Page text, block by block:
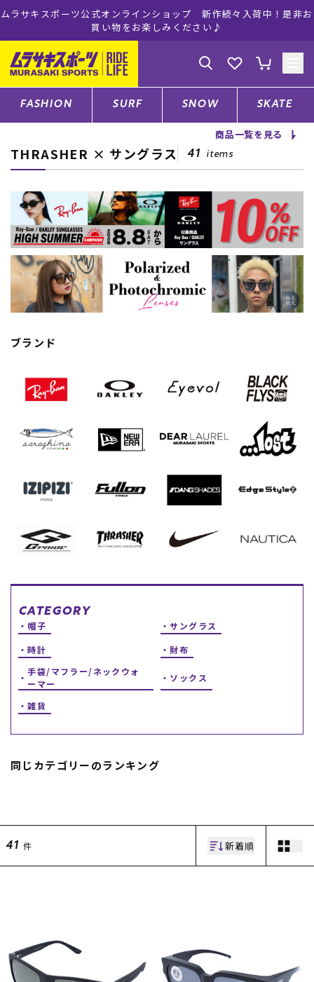
ムラサキスポーツ公式オンラインショップ 新作続々入荷中！是非お
買い物をお楽しみください♪
ゲスト様
ログイン 会員登録
店舗一覧
CATEGORY
ファッションTOP
サーフTOP
スノーTOP
スケートTOP
CONTENTS
特集一覧
RIDE LIFE MAGAZINE一
スタッフスナップ
中古/アウトレット サー
ー
SUPPORT
ご利用ガイド
会員ランク
店頭受取サービス
アフターサポート
下取り保証について
お問い合わせ
ムラサキスポーツ 公式アプリ
FASHION SURF SNOW SKATE
商品一覧を見る
THRASHER × サングラス 41 items
ブランド
CATEGORY
帽子
サングラス
時計
財布
手袋/マフラー/ネックウォ
ーマー
ソックス
雑貨
同じカテゴリーのランキング
41 件 新着順